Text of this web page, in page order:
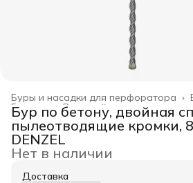
Буры и насадки для перфоратора ›
Режущий инструмент ›
Главная ›
Бур по бетону, двойная
пылеотводящие кромки,
DENZEL
Нет в наличии
Доставка